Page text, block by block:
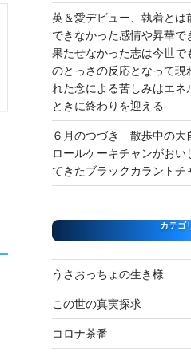
英＆愛デビュー、執着とは
できなかった感情や昇華
果たせなかった志は今世で
のとっさの反応となって現
れた念による苦しみはエネ
ときに終わりを迎える
６月のつづき 散歩中の大
ロールケーキチャンがお
てきたブラックカラントチ
カテゴ
うさおっちょの生き様
この世の真実探求
コロナ茶番